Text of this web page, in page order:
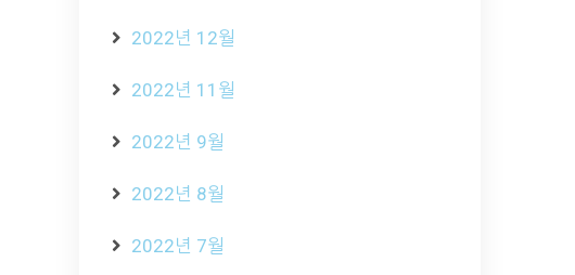
2022년 12월
2022년 11월
2022년 9월
2022년 8월
2022년 7월